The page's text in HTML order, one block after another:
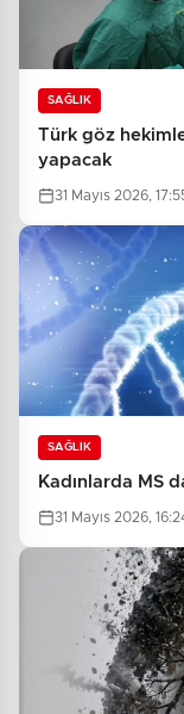
SAĞLIK
Türk göz
yapacak
31 Mayıs 2026,
SAĞLIK
Kadınlarda MS
31 Mayıs 2026,